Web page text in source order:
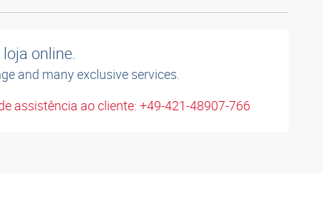
online.
and many exclusive services.
assistência ao cliente: +49-421-48907-766